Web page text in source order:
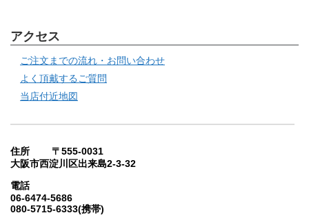
アクセス
ご注文までの流れ・お問い合わせ
よく頂戴するご質問
当店付近地図
住所 〒555-0031
大阪市西淀川区出来島2-3-32
電話
06-6474-5686
080-5715-6333(携帯)